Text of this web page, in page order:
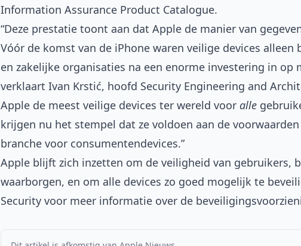
Information Assurance Product Catalogue.
“Deze prestatie toont aan dat Apple de manier van
Vóór de komst van de iPhone waren veilige devices alleen
en zakelijke organisaties na een enorme investering in op
verklaart Ivan Krstić, hoofd Security Engineering and
Apple de meest veilige devices ter wereld voor alle
krijgen nu het stempel dat ze voldoen aan de
branche voor consumentendevices.”
Apple blijft zich inzetten om de veiligheid van gebruikers,
waarborgen, en om alle devices zo goed mogelijk te
Security voor meer informatie over de